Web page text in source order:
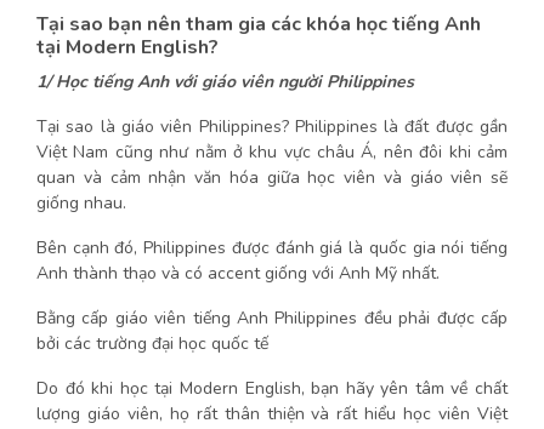
Tại sao bạn nên tham gia các khóa học tiếng Anh
tại Modern English?
1/ Học tiếng Anh với giáo viên người Philippines
Tại sao là giáo viên Philippines? Philippines là đất được gần
Việt Nam cũng như nằm ở khu vực châu Á, nên đôi khi cảm
quan và cảm nhận văn hóa giữa học viên và giáo viên sẽ
giống nhau.
Bên cạnh đó, Philippines được đánh giá là quốc gia nói tiếng
Anh thành thạo và có accent giống với Anh Mỹ nhất.
Bằng cấp giáo viên tiếng Anh Philippines đều phải được cấp
bởi các trường đại học quốc tế
Do đó khi học tại Modern English, bạn hãy yên tâm về chất
lượng giáo viên, họ rất thân thiện và rất hiểu học viên Việt